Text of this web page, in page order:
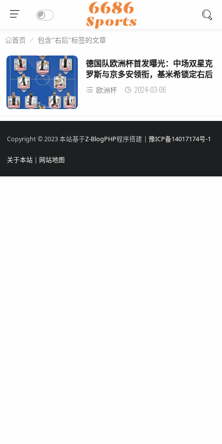
首页 包含"右后"标签的文章
德国队欧洲杯首发曝光：中场双星克
罗斯与京多安领衔，基米希锁定右后
卫位置
欧洲杯 2024-03-06
Copyright © 2023 本站基于Z-BlogPHP程序搭建 | 豫ICP备14017174号-1
关于本站 | 网站地图